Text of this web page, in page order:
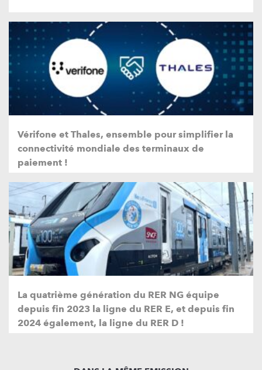
Vérifone et Thales, ensemble pour simplifier la
connectivité mondiale des terminaux de
paiement !
La quatrième génération du RER NG équipe
depuis fin 2023 la ligne du RER E, et depuis fin
2024 également, la ligne du RER D !